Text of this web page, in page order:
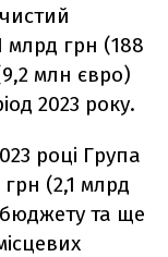
млрд грн (188
млн євро)
2023 року.
році Група
(2,1 млрд
та ще